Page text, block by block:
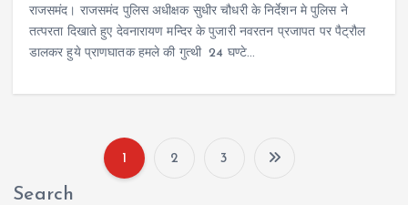
राजसमंद। राजसमंद पुलिस अधीक्षक सुधीर चौधरी के निर्देशन मे पुलिस ने
तत्परता दिखाते हुए देवनारायण मन्दिर के पुजारी नवरतन प्रजापत पर पैट्रौल
डालकर हुये प्राणघातक हमले की गुत्थी 24 घण्टे…
1 2 3
Search